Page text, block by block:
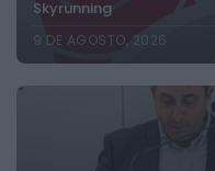
Skyrunning
9 DE AGOSTO, 2026